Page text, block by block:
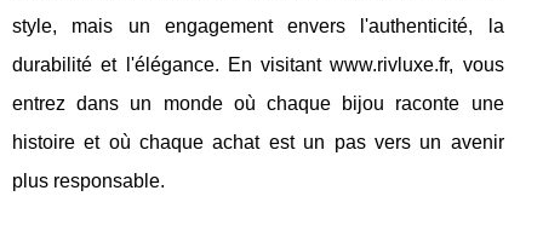
style, mais un engagement envers l'authenticité, la
durabilité et l'élégance. En visitant www.rivluxe.fr, vous
entrez dans un monde où chaque bijou raconte une
histoire et où chaque achat est un pas vers un avenir
plus responsable.